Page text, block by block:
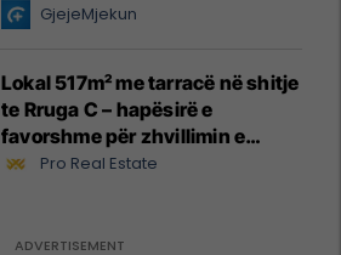
GjejeMjekun
Lokal 517m² me tarracë në shitje
te Rruga C – hapësirë e
favorshme për zhvillimin e
biznesit #15796
Pro Real Estate